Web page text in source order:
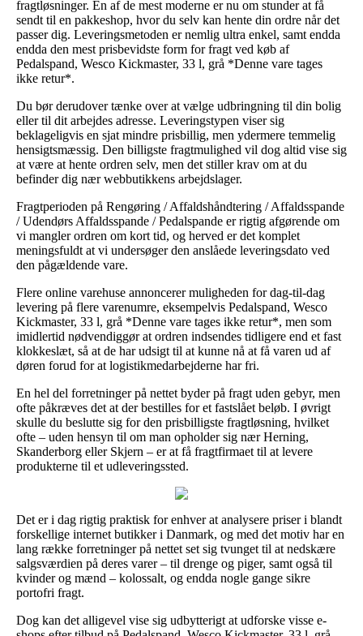
fragtløsninger. En af de mest moderne er nu om stunder at få
sendt til en pakkeshop, hvor du selv kan hente din ordre når det
passer dig. Leveringsmetoden er nemlig ultra enkel, samt endda
endda den mest prisbevidste form for fragt ved køb af
Pedalspand, Wesco Kickmaster, 33 l, grå *Denne vare tages
ikke retur*.
Du bør derudover tænke over at vælge udbringning til din bolig
eller til dit arbejdes adresse. Leveringstypen viser sig
beklageligvis en sjat mindre prisbillig, men ydermere temmelig
hensigtsmæssig. Den billigste fragtmulighed vil dog altid vise sig
at være at hente ordren selv, men det stiller krav om at du
befinder dig nær webbutikkens arbejdslager.
Fragtperioden på Rengøring / Affaldshåndtering / Affaldsspande
/ Udendørs Affaldsspande / Pedalspande er rigtig afgørende om
vi mangler ordren om kort tid, og herved er det komplet
meningsfuldt at vi undersøger den anslåede leveringsdato ved
den pågældende vare.
Flere online varehuse annoncerer muligheden for dag-til-dag
levering på flere varenumre, eksempelvis Pedalspand, Wesco
Kickmaster, 33 l, grå *Denne vare tages ikke retur*, men som
imidlertid nødvendiggør at ordren indsendes tidligere end et fast
klokkeslæt, så at de har udsigt til at kunne nå at få varen ud af
døren forud for at logistikmedarbejderne har fri.
En hel del forretninger på nettet byder på fragt uden gebyr, men
ofte påkræves det at der bestilles for et fastslået beløb. I øvrigt
skulle du beslutte sig for den prisbilligste fragtløsning, hvilket
ofte – uden hensyn til om man opholder sig nær Herning,
Skanderborg eller Skjern – er at få fragtfirmaet til at levere
produkterne til et udleveringssted.
Det er i dag rigtig praktisk for enhver at analysere priser i blandt
forskellige internet butikker i Danmark, og med det motiv har en
lang række forretninger på nettet set sig tvunget til at nedskære
salgsværdien på deres varer – til drenge og piger, samt også til
kvinder og mænd – kolossalt, og endda nogle gange sikre
portofri fragt.
Dog kan det alligevel vise sig udbytterigt at udforske visse e-